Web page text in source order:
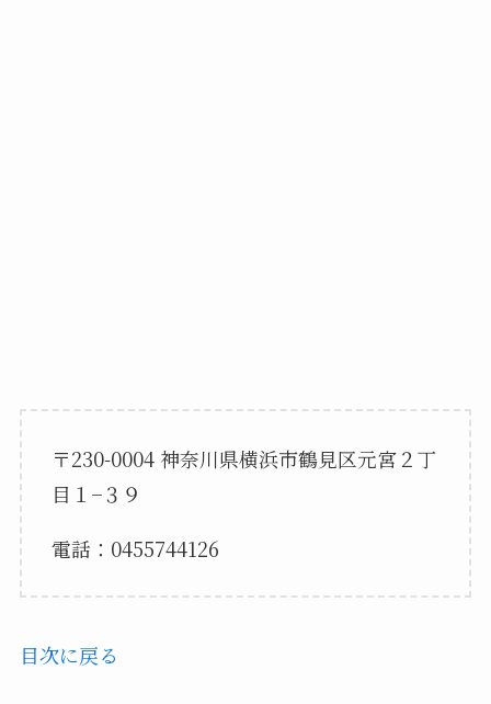
〒230-0004 神奈川県横浜市鶴見区元宮２丁
目１−３９
電話：0455744126
目次に戻る